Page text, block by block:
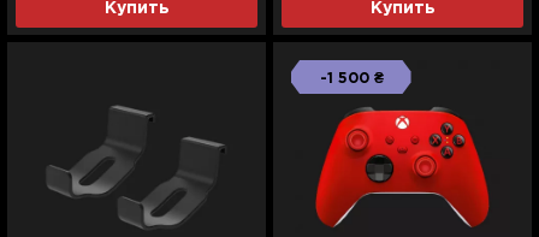
Купить Купить
-1 500 ₴